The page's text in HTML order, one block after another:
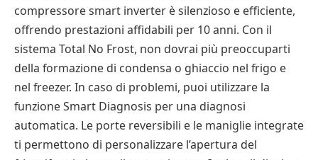
compressore smart inverter è silenzioso e efficiente,
offrendo prestazioni affidabili per 10 anni. Con il
sistema Total No Frost, non dovrai più preoccuparti
della formazione di condensa o ghiaccio nel frigo e
nel freezer. In caso di problemi, puoi utilizzare la
funzione Smart Diagnosis per una diagnosi
automatica. Le porte reversibili e le maniglie integrate
ti permettono di personalizzare l’apertura del